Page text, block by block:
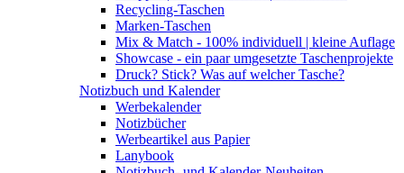
Recycling-Taschen
Marken-Taschen
Mix & Match - 100% individuell | kleine Auflage
Showcase - ein paar umgesetzte Taschenprojekte
Druck? Stick? Was auf welcher Tasche?
Notizbuch und Kalender
Werbekalender
Notizbücher
Werbeartikel aus Papier
Lanybook